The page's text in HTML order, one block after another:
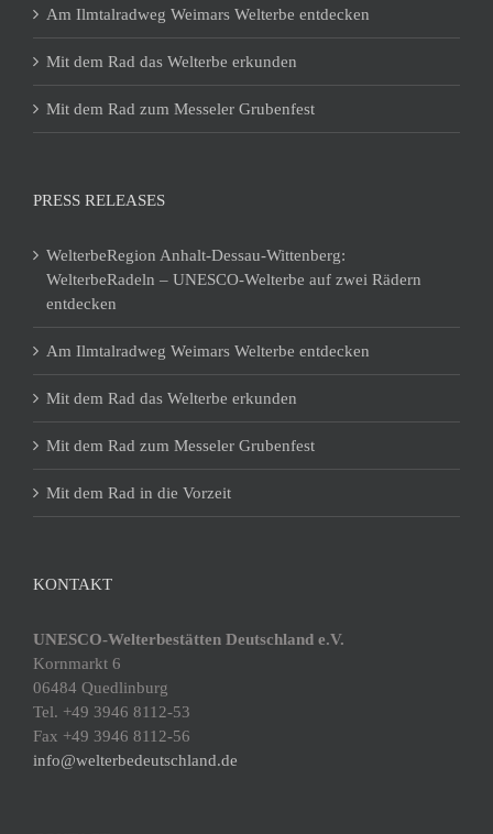
Am Ilmtalradweg Weimars Welterbe entdecken
Mit dem Rad das Welterbe erkunden
Mit dem Rad zum Messeler Grubenfest
PRESS RELEASES
WelterbeRegion Anhalt-Dessau-Wittenberg:
WelterbeRadeln – UNESCO-Welterbe auf zwei Rädern
entdecken
Am Ilmtalradweg Weimars Welterbe entdecken
Mit dem Rad das Welterbe erkunden
Mit dem Rad zum Messeler Grubenfest
Mit dem Rad in die Vorzeit
KONTAKT
UNESCO-Welterbestätten Deutschland e.V.
Kornmarkt 6
06484 Quedlinburg
Tel. +49 3946 8112-53
Fax +49 3946 8112-56
info@welterbedeutschland.de